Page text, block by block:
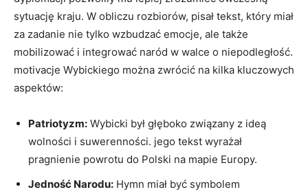
sytuację kraju. W⁢ obliczu rozbiorów, ⁣pisał⁤ tekst, który miał
‍za ⁢zadanie‌ nie tylko wzbudzać emocje, ‌ale także
mobilizować i integrować⁢ naród w walce o niepodległość.
motivacje Wybickiego można zwrócić ‍na kilka kluczowych​
aspektów:
Patriotyzm: Wybicki był głęboko związany z ideą
wolności i‌ suwerenności. jego tekst wyrażał
pragnienie⁣ powrotu do Polski na ⁣mapie Europy.
Jedność Narodu: Hymn ‌miał być symbolem